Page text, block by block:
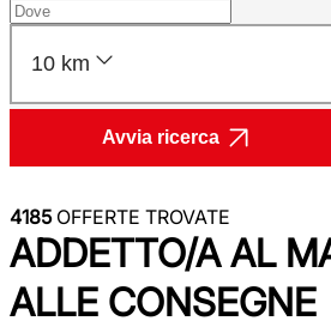
10 km
Avvia ricerca
4185OFFERTE TROVATE
ADDETTO/A AL
ALLE CONSEGNE